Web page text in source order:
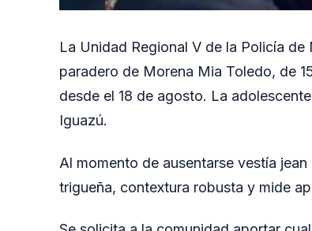
La Unidad Regional V de la Policía
paradero de Morena Mia Toledo, de
desde el 18 de agosto. La
Iguazú.
Al momento de ausentarse vestía
trigueña, contextura robusta y mide